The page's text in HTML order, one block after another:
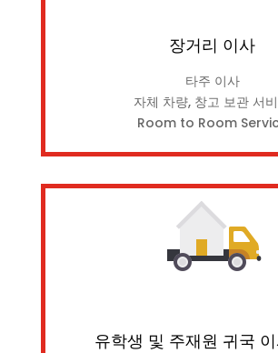
장거리 이사
타주 이사
자체 차량, 창고 보관 서
Room to Room
유학생 및 주재원 귀국